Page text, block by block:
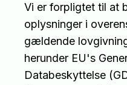
Vi er forpligtet til at
oplysninger i
gældende
herunder EU's
Databeskyttelse